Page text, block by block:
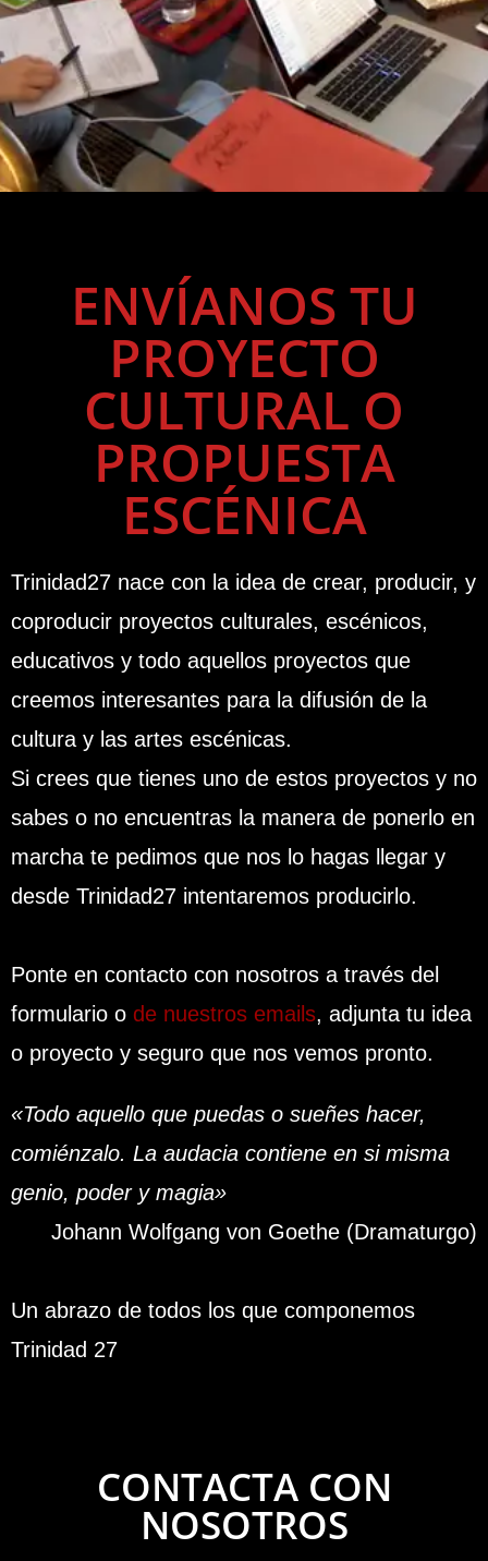
ENVÍANOS TU
PROYECTO
CULTURAL O
PROPUESTA
ESCÉNICA
Trinidad27 nace con la idea de crear, producir, y
coproducir proyectos culturales, escénicos,
educativos y todo aquellos proyectos que
creemos interesantes para la difusión de la
cultura y las artes escénicas.
Si crees que tienes uno de estos proyectos y no
sabes o no encuentras la manera de ponerlo en
marcha te pedimos que nos lo hagas llegar y
desde Trinidad27 intentaremos producirlo.
Ponte en contacto con nosotros a través del
formulario o de nuestros emails, adjunta tu idea
o proyecto y seguro que nos vemos pronto.
«Todo aquello que puedas o sueñes hacer,
comiénzalo. La audacia contiene en si misma
genio, poder y magia»
Johann Wolfgang von Goethe (Dramaturgo)
Un abrazo de todos los que componemos
Trinidad 27
CONTACTA CON
NOSOTROS